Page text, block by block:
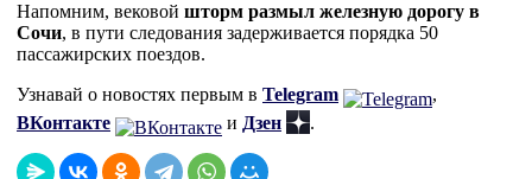
Напомним, вековой шторм размыл железную дорогу в
Сочи, в пути следования задерживается порядка 50
пассажирских поездов.
Узнавай о новостях первым в Telegram
,
ВКонтакте
и Дзен .